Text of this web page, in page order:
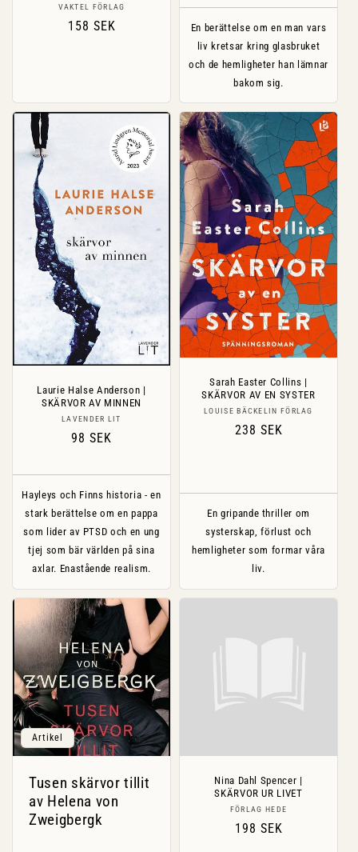
Säljare:
VAKTEL FÖRLAG
Ordinarie
158 SEK
En berättelse om en man vars
liv kretsar kring glasbruket
och de hemligheter han lämnar
bakom sig.
Laurie Halse Anderson |
SKÄRVOR AV MINNEN
Säljare:
LAVENDER LIT
Ordinarie
98 SEK
Hayleys och Finns historia - en
stark berättelse om en pappa
som lider av PTSD och en ung
tjej som bär världen på sina
axlar. Enastående realism.
Sarah Easter Collins |
SKÄRVOR AV EN SYSTER
Säljare:
LOUISE BÄCKELIN FÖRLAG
Ordinarie
238 SEK
En gripande thriller om
systerskap, förlust och
hemligheter som formar våra
liv.
Artikel
Tusen skärvor tillit
av Helena von
Zweigbergk
Nina Dahl Spencer |
SKÄRVOR UR LIVET
Säljare:
FÖRLAG HEDE
Ordinarie
198 SEK